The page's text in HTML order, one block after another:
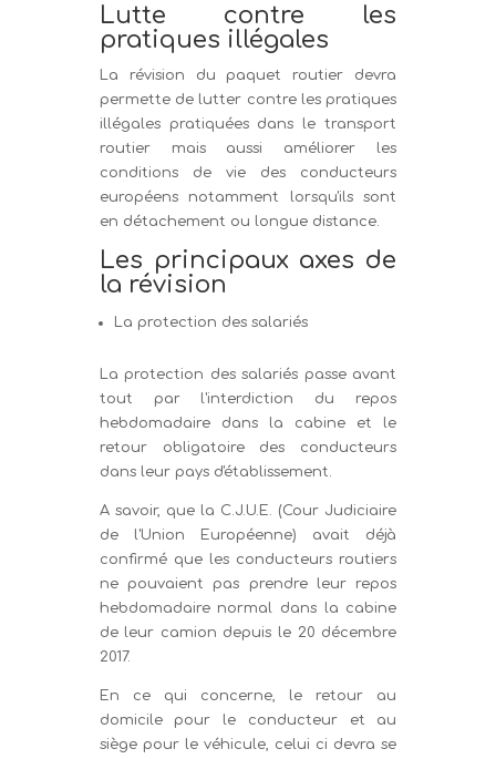
Lutte contre les
pratiques illégales
La révision du paquet routier devra
permette de lutter contre les pratiques
illégales pratiquées dans le transport
routier mais aussi améliorer les
conditions de vie des conducteurs
européens notamment lorsqu'ils sont
en détachement ou longue distance.
Les principaux axes de
la révision
La protection des salariés
La protection des salariés passe avant
tout par l'interdiction du repos
hebdomadaire dans la cabine et le
retour obligatoire des conducteurs
dans leur pays d'établissement.
A savoir, que la C.J.U.E. (Cour Judiciaire
de l'Union Européenne) avait déjà
confirmé que les conducteurs routiers
ne pouvaient pas prendre leur repos
hebdomadaire normal dans la cabine
de leur camion depuis le 20 décembre
2017.
En ce qui concerne, le retour au
domicile pour le conducteur et au
siège pour le véhicule, celui ci devra se